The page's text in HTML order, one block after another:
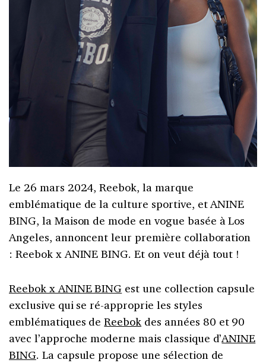
Le 26 mars 2024, Reebok, la marque
emblématique de la culture sportive, et ANINE
BING, la Maison de mode en vogue basée à Los
Angeles, annoncent leur première collaboration
: Reebok x ANINE BING. Et on veut déjà tout !
Reebok x ANINE BING est une collection capsule
exclusive qui se ré-approprie les styles
emblématiques deReebok des années 80 et 90
avec l’approche moderne mais classique d’ANINE
BING. La capsule propose une sélection de